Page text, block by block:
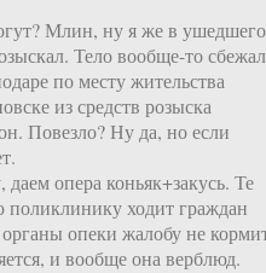
Млин, ну я же в ушедшего
Тело вообще-то
по месту жительства
из средств розыска
Повезло? Ну да, но если
опера коньяк+закусь. Те
поликлинику ходит граждан
опеки жалобу не
и вообще она верблюд.